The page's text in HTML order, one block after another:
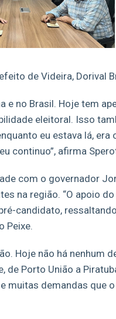
de Videira, Dorival
e no Brasil. Hoje tem
eleitoral. Isso
eu estava lá,
continuo”, afirma
com o governador
na região. “O apoio
candidato,
Peixe.
Hoje não há nenhum
de Porto União a
muitas demandas que